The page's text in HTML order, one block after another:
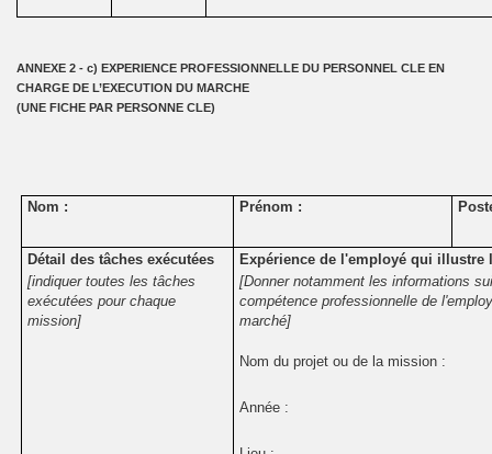
ANNEXE 2 - c) EXPERIENCE PROFESSIONNELLE DU PERSONNEL CLE EN
CHARGE DE L’EXECUTION DU MARCHE
(UNE FICHE PAR PERSONNE CLE)
Nom : Prénom :
Détail des tâches exécutées
Expérience de l'employé qui illustre
[indiquer toutes les tâches
exécutées pour chaque
mission]
[Donner notamment les informations
compétence professionnelle de
marché]
Nom du projet ou de la mission :
Année :